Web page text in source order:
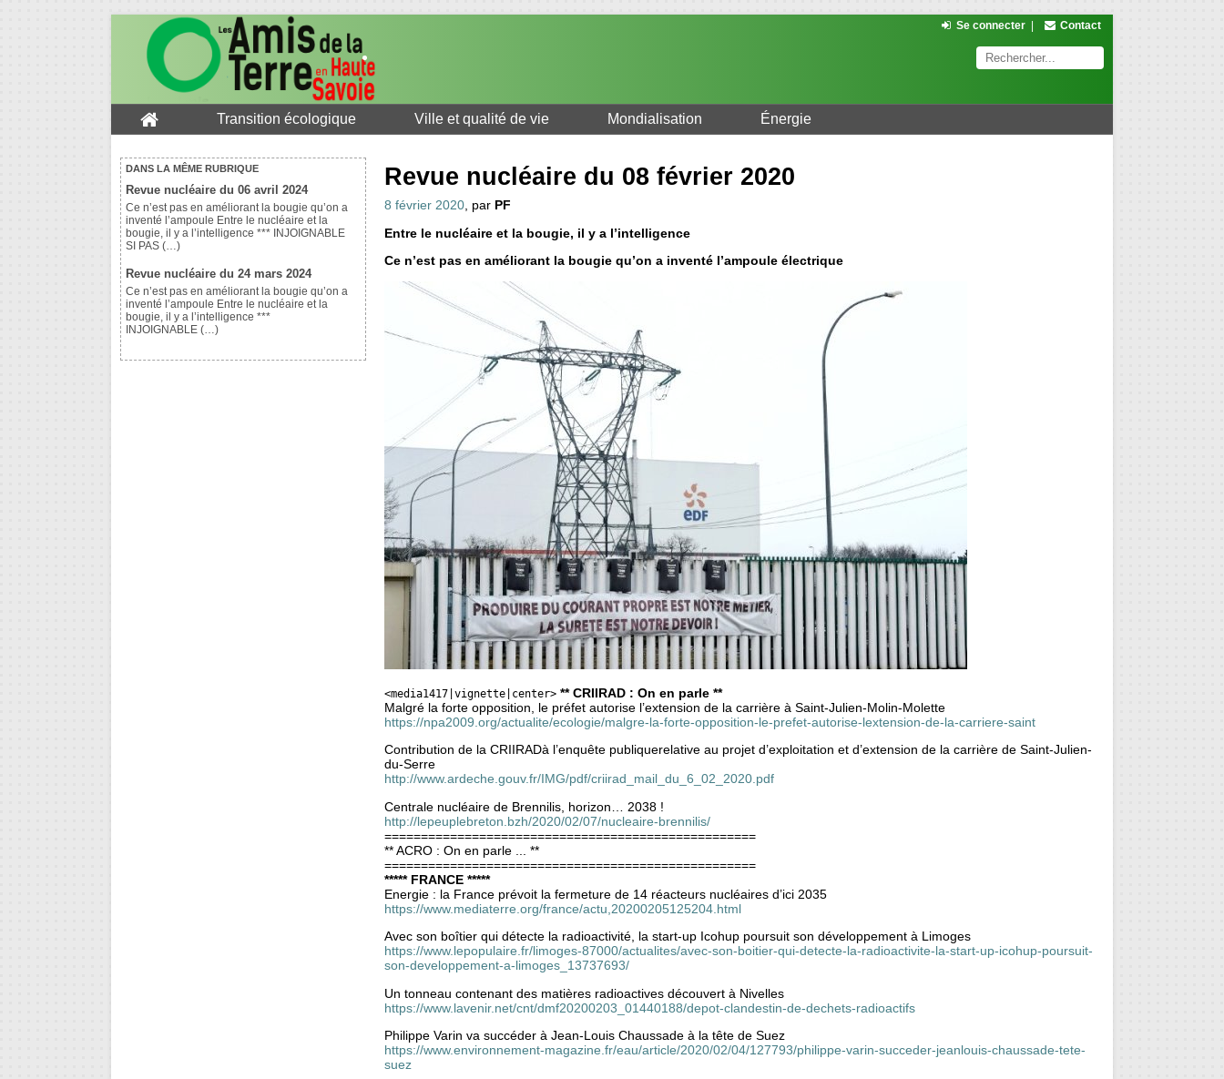
Se connecter Contact
Transition écologique Ville et qualité de vie Mondialisation Énergie
DANS LA MÊME RUBRIQUE
Revue nucléaire du 06 avril 2024
Ce n’est pas en améliorant la bougie qu’on a
inventé l’ampoule Entre le nucléaire et la
bougie, il y a l’intelligence *** INJOIGNABLE
SI PAS (…)
Revue nucléaire du 24 mars 2024
Ce n’est pas en améliorant la bougie qu’on a
inventé l’ampoule Entre le nucléaire et la
bougie, il y a l’intelligence ***
INJOIGNABLE (…)
Revue nucléaire du 08 février 2020
8 février 2020, par PF
Entre le nucléaire et la bougie, il y a l’intelligence
Ce n’est pas en améliorant la bougie qu’on a inventé l’ampoule électrique
<media1417|vignette|center> ** CRIIRAD : On en parle **
Malgré la forte opposition, le préfet autorise l’extension de la carrière à Saint-Julien-Molin-Molette
https://npa2009.org/actualite/ecologie/malgre-la-forte-opposition-le-prefet-autorise-lextension-de-la-carriere-saint
Contribution de la CRIIRADà l’enquête publiquerelative au projet d’exploitation et d’extension de la carrière de Saint-Julien-
du-Serre
http://www.ardeche.gouv.fr/IMG/pdf/criirad_mail_du_6_02_2020.pdf
Centrale nucléaire de Brennilis, horizon… 2038 !
http://lepeuplebreton.bzh/2020/02/07/nucleaire-brennilis/
===================================================
** ACRO : On en parle ... **
===================================================
***** FRANCE *****
Energie : la France prévoit la fermeture de 14 réacteurs nucléaires d’ici 2035
https://www.mediaterre.org/france/actu,20200205125204.html
Avec son boîtier qui détecte la radioactivité, la start-up Icohup poursuit son développement à Limoges
https://www.lepopulaire.fr/limoges-87000/actualites/avec-son-boitier-qui-detecte-la-radioactivite-la-start-up-icohup-poursuit-
son-developpement-a-limoges_13737693/
Un tonneau contenant des matières radioactives découvert à Nivelles
https://www.lavenir.net/cnt/dmf20200203_01440188/depot-clandestin-de-dechets-radioactifs
Philippe Varin va succéder à Jean-Louis Chaussade à la tête de Suez
https://www.environnement-magazine.fr/eau/article/2020/02/04/127793/philippe-varin-succeder-jeanlouis-chaussade-tete-
suez